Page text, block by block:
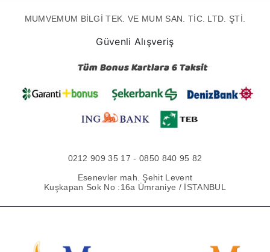
MUMVEMUM BİLGİ TEK. VE MUM SAN. TİC. LTD. ŞTİ.
Güvenli Alışveriş
0212 909 35 17 - 0850 840 95 82
Esenevler mah. Şehit Levent
Kuşkapan Sok No :16a Ümraniye / İSTANBUL